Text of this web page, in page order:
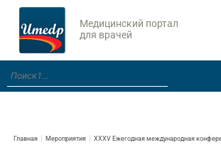
Медицинский портал
для врачей
Главная Мероприятия XXXV Ежегодная международная